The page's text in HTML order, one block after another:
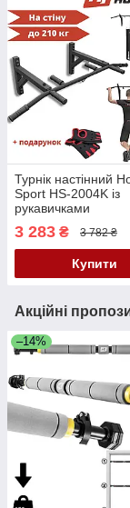
Турнік настінний
Sport HS-2004K із
рукавичками
3 283 ₴ 3 782 ₴
Купити
Акційні
–14%